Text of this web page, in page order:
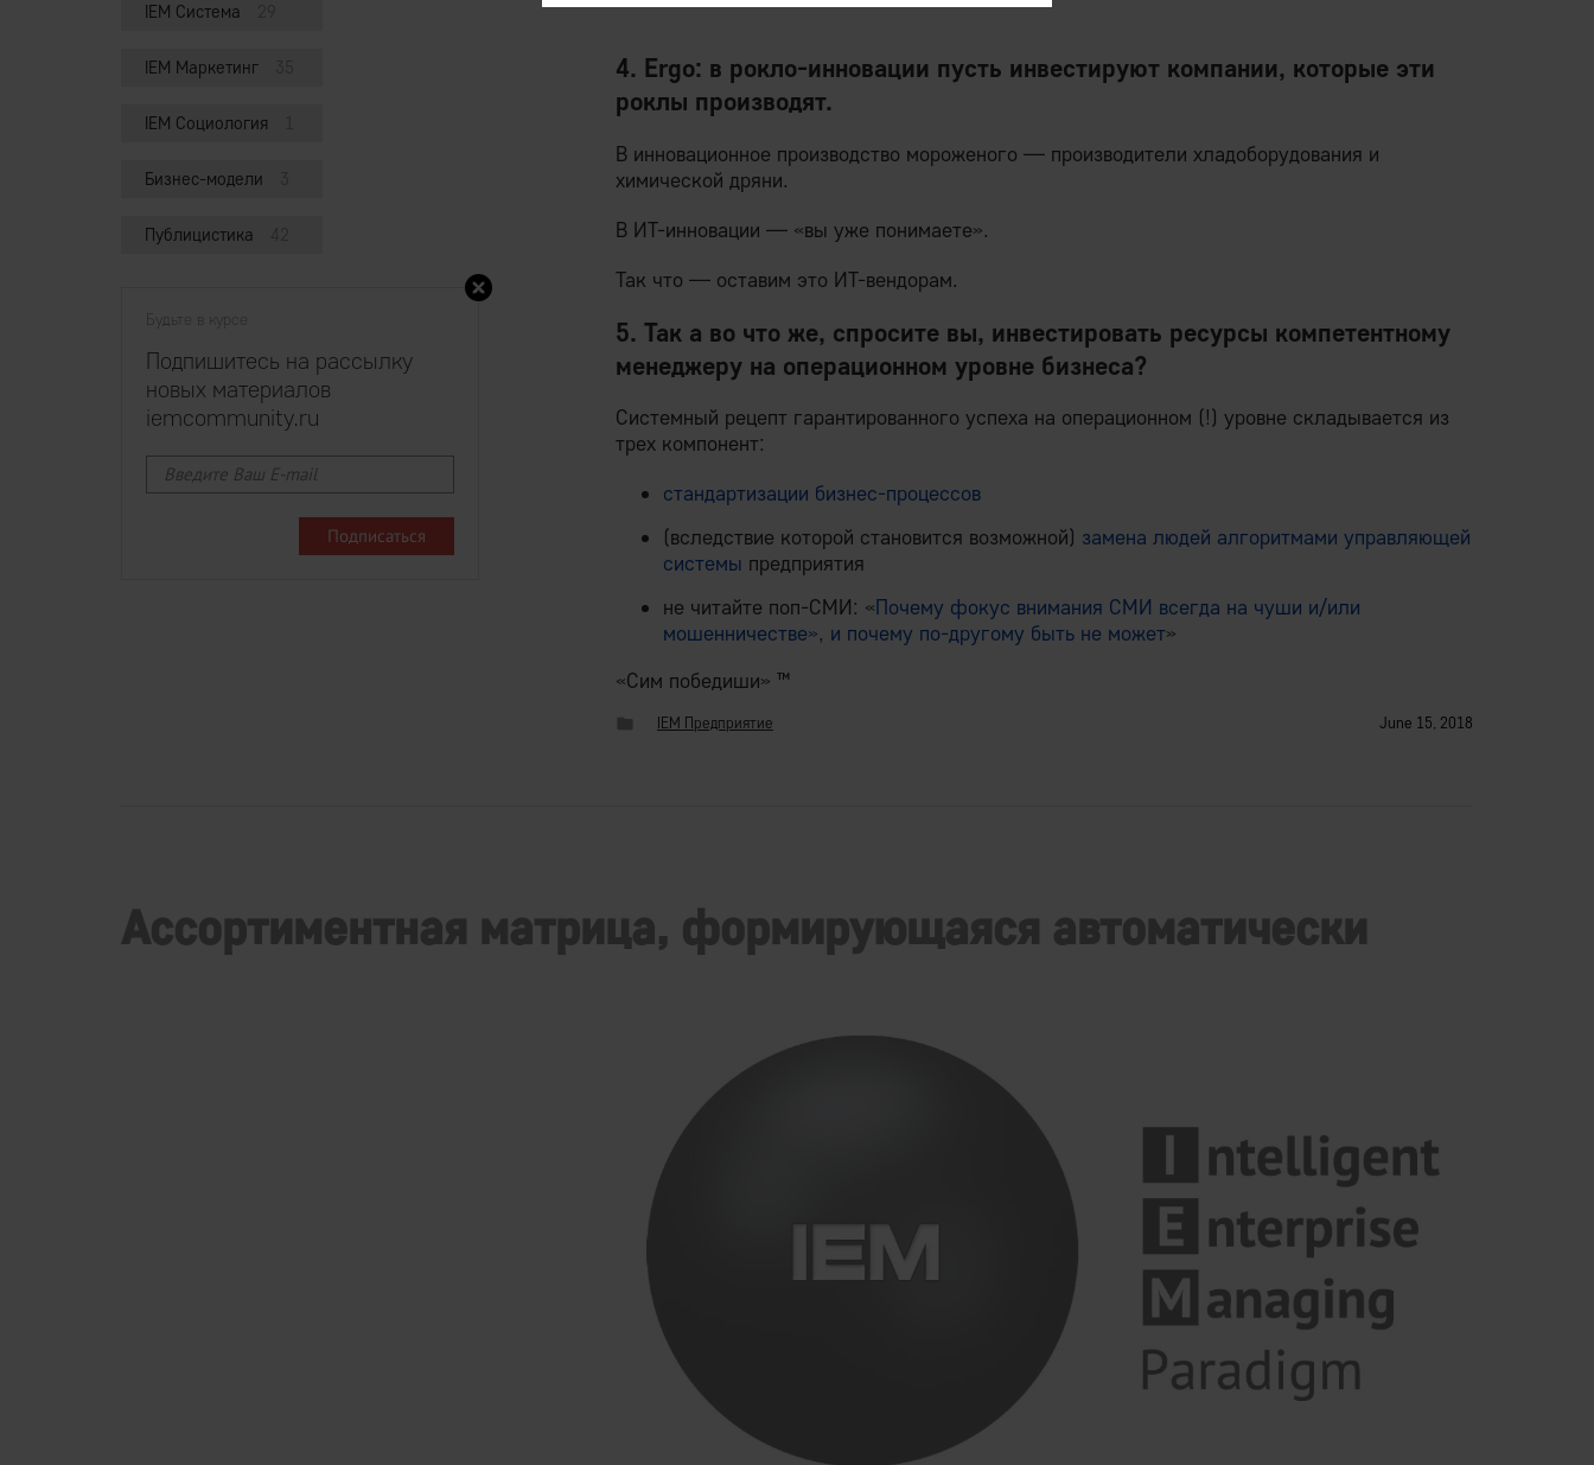
IEM Система
IEM Маркетинг
IEM Социология
Бизнес-модели
Публицистика
Будьте в курсе
Подпишитесь на рассылку
новых материалов
iemcommunity.ru
4. Ergo: в рокло-инновации пусть инвестируют компании, которые эти
роклы производят.
В инновационное производство мороженого — производители хладоборудования и
химической дряни.
В ИТ-инновации — «вы уже понимаете».
Так что — оставим это ИТ-вендорам.
5. Так а во что же, спросите вы, инвестировать ресурсы компетентному
менеджеру на операционном уровне бизнеса?
Системный рецепт гарантированного успеха на операционном (!) уровне складывается из
трех компонент:
стандартизации бизнес-процессов
(вследствие которой становится возможной) замена людей алгоритмами управляющей
системы предприятия
не читайте поп-СМИ: «Почему фокус внимания СМИ всегда на чуши и/или
мошенничестве», и почему по-другому быть не может»
«Сим победиши» ™
IEM Предприятие June 15, 2018
Ассортиментная матрица, формирующаяся автоматически